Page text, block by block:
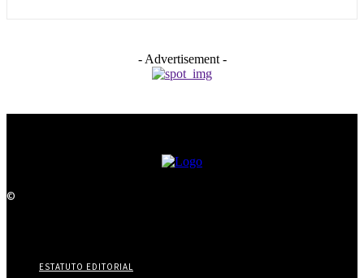
- Advertisement -
©
ESTATUTO EDITORIAL